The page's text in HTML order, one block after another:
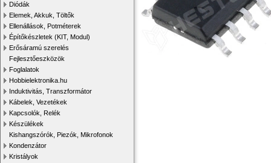
Diódák
Elemek, Akkuk, Töltők
Ellenállások, Potméterek
Építőkészletek (KIT, Modul)
Erősáramú szerelés
Fejlesztőeszközök
Foglalatok
Hobbielektronika.hu
Induktivitás, Transzformátor
Kábelek, Vezetékek
Kapcsolók, Relék
Készülékek
Kishangszórók, Piezók, Mikrofonok
Kondenzátor
Kristályok